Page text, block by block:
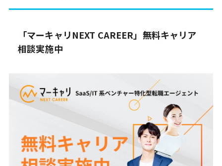
「マーキャリNEXT CAREER」無料キャリア
相談実施中